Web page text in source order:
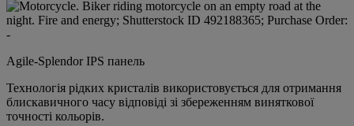
Agile-Splendor IPS панель
Технологія рідких кристалів використовується для отримання
блискавичного часу відповіді зі збереженням виняткової
точності кольорів.